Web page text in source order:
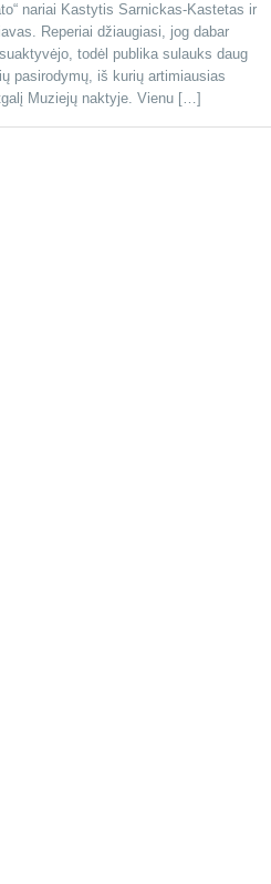
nariai Kastytis Sarnickas-Kastetas ir
Reperiai džiaugiasi, jog dabar
todėl publika sulauks daug
pasirodymų, iš kurių artimiausias
Muziejų naktyje. Vienu […]